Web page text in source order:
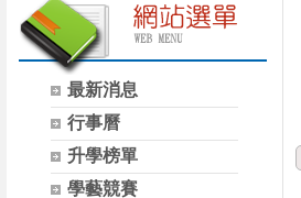
最新消息
行事曆
升學榜單
學藝競賽